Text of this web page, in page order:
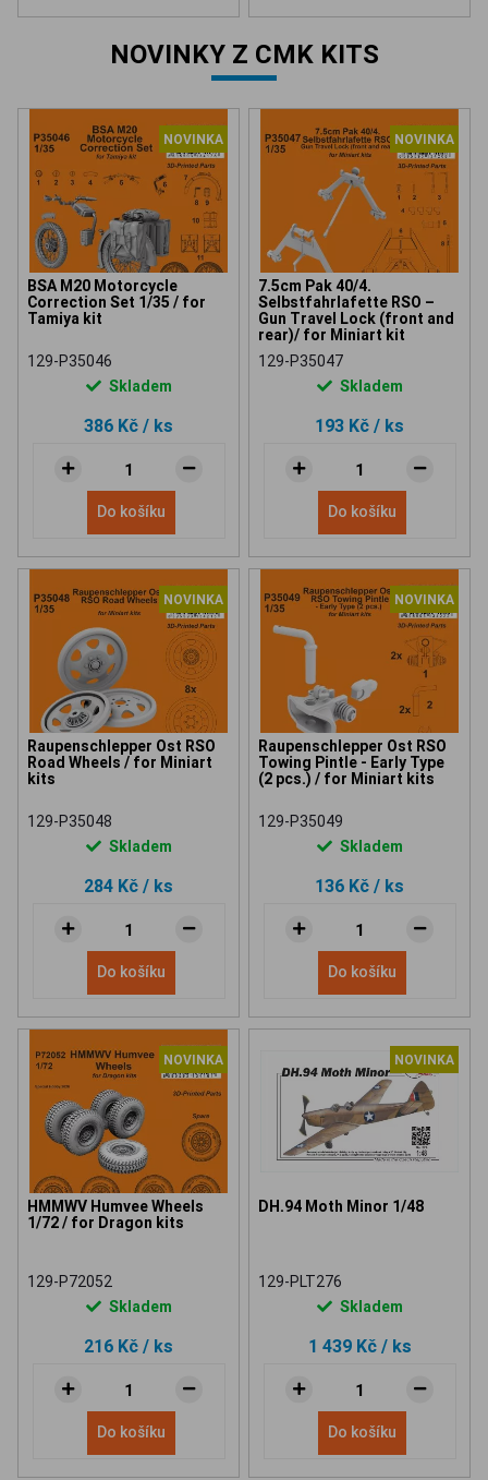
NOVINKY Z CMK KITS
NOVINKA
BSA M20 Motorcycle
Correction Set 1/35 / for
Tamiya kit
129-P35046
Skladem
386 Kč / ks
Do košíku
NOVINKA
7.5cm Pak 40/4.
Selbstfahrlafette RSO –
Gun Travel Lock (front and
rear)/ for Miniart kit
129-P35047
Skladem
193 Kč / ks
Do košíku
NOVINKA
Raupenschlepper Ost RSO
Road Wheels / for Miniart
kits
129-P35048
Skladem
284 Kč / ks
Do košíku
NOVINKA
Raupenschlepper Ost RSO
Towing Pintle - Early Type
(2 pcs.) / for Miniart kits
129-P35049
Skladem
136 Kč / ks
Do košíku
NOVINKA
HMMWV Humvee Wheels
1/72 / for Dragon kits
129-P72052
Skladem
216 Kč / ks
Do košíku
NOVINKA
DH.94 Moth Minor 1/48
129-PLT276
Skladem
1 439 Kč / ks
Do košíku